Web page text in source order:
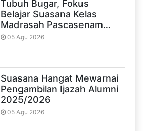
Tubuh Bugar, Fokus
Belajar Suasana Kelas
Madrasah Pascasenam…
05 Agu 2026
Suasana Hangat Mewarnai
Pengambilan Ijazah Alumni
2025/2026
05 Agu 2026